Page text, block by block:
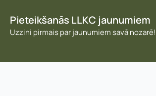
Pieteikšanās LLKC jaunumiem
Uzzini pirmais par jaunumiem savā nozarē!